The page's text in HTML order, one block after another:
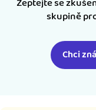
skupině
Chci